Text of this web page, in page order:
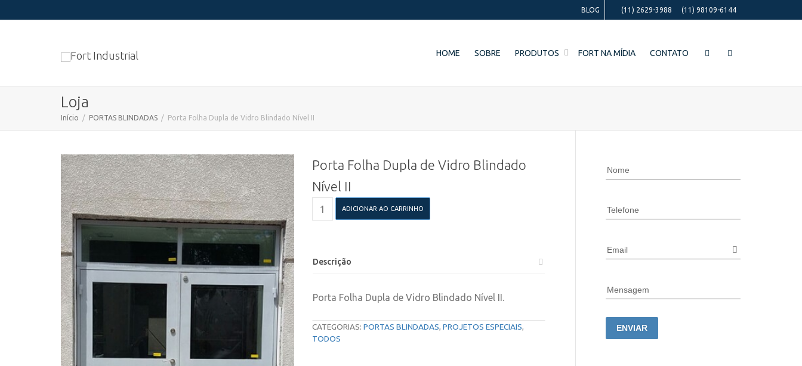
BLOG (11) 2629-3988 (11) 98109-6144
HOME SOBRE PRODUTOS FORT NA MÍDIA CONTATO
Loja
Início PORTAS BLINDADAS Porta Folha Dupla de Vidro Blindado Nível II
Porta Folha Dupla de Vidro Blindado
Nível II
Folha
Blindado
Nível
quantidade
ADICIONAR AO CARRINHO
Descrição
Porta Folha Dupla de Vidro Blindado Nível II.
CATEGORIAS: PORTAS BLINDADAS, PROJETOS ESPECIAIS,
TODOS
Nome
Telefone
Email
Mensagem
ENVIAR